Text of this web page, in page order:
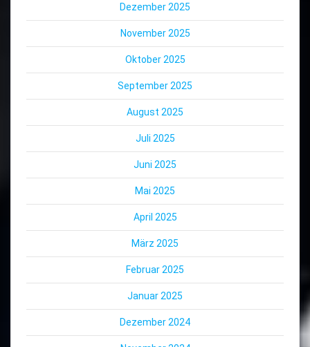
Dezember 2025
November 2025
Oktober 2025
September 2025
August 2025
Juli 2025
Juni 2025
Mai 2025
April 2025
März 2025
Februar 2025
Januar 2025
Dezember 2024